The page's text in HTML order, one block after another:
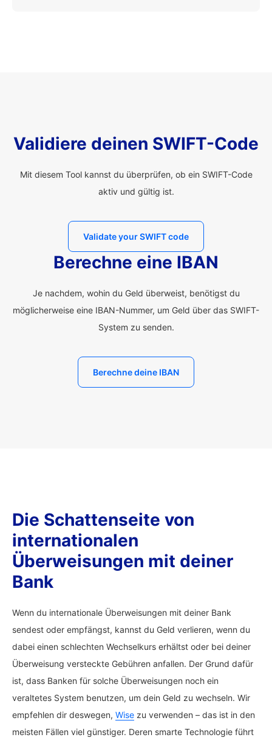
Validiere deinen SWIFT-Code
Mit diesem Tool kannst du überprüfen, ob ein SWIFT-Code
aktiv und gültig ist.
Validate your SWIFT code
Berechne eine IBAN
Je nachdem, wohin du Geld überweist, benötigst du
möglicherweise eine IBAN-Nummer, um Geld über das SWIFT-
System zu senden.
Berechne deine IBAN
Die Schattenseite von
internationalen
Überweisungen mit deiner
Bank
Wenn du internationale Überweisungen mit deiner Bank
sendest oder empfängst, kannst du Geld verlieren, wenn du
dabei einen schlechten Wechselkurs erhältst oder bei deiner
Überweisung versteckte Gebühren anfallen. Der Grund dafür
ist, dass Banken für solche Überweisungen noch ein
veraltetes System benutzen, um dein Geld zu wechseln. Wir
empfehlen dir deswegen, Wise zu verwenden – das ist in den
meisten Fällen viel günstiger. Deren smarte Technologie führt